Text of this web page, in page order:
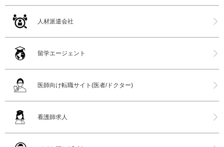
人材派遣会社
留学エージェント
医師向け転職サイト(医者/ドクター)
看護師求人